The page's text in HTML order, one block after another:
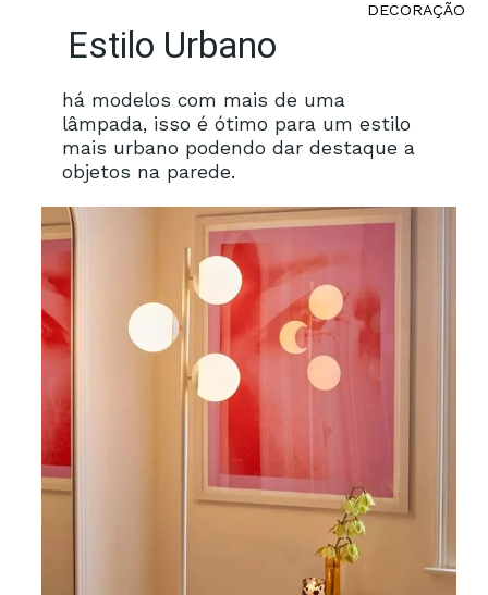
há modelos com mais de uma
lâmpada, isso é ótimo para um estilo
mais urbano podendo dar destaque a
objetos na parede.
Estilo Urbano
DECORAÇÃO